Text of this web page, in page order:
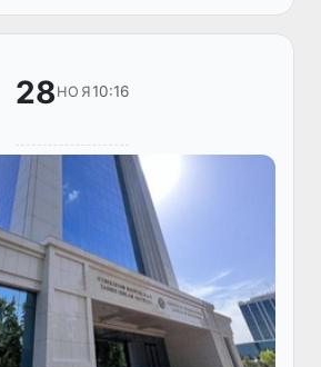
ва коммуникатси...
28НОЯ10:16